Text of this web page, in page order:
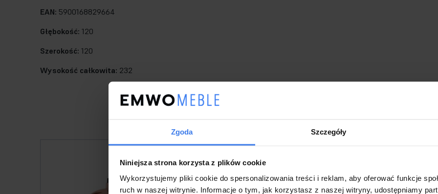
Zgoda Szczegóły
Niniejsza strona korzysta z plików cookie
Wykorzystujemy pliki cookie do spersonalizowania treści i reklam, aby oferować funkcje
ruch w naszej witrynie. Informacje o tym, jak korzystasz z naszej witryny, udostępniamy
EAN: 5900168829664
Głębokość: 120
Szerokość: 120
Wysokość całkowita: 232